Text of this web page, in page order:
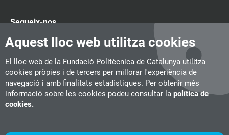
Aquest lloc web utilitza cookies
El lloc web de la Fundació Politècnica de Catalunya utilitza
cookies pròpies i de tercers per millorar l'experiència de
navegació i amb finalitats estadístiques. Per obtenir més
informació sobre les cookies podeu consultar la política de
cookies.
Segueix-nos